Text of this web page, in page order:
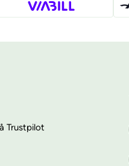
Trustpilot